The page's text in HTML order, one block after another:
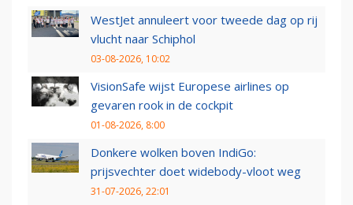
WestJet annuleert voor tweede dag op rij
vlucht naar Schiphol
03-08-2026, 10:02
VisionSafe wijst Europese airlines op
gevaren rook in de cockpit
01-08-2026, 8:00
Donkere wolken boven IndiGo:
prijsvechter doet widebody-vloot weg
31-07-2026, 22:01